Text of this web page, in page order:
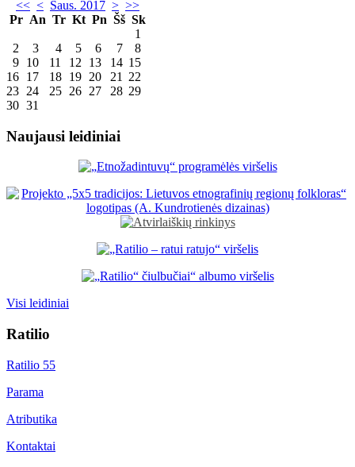
<< < Saus. 2017 > >>
Pr An Tr Kt Pn Šš Sk
1
2
3 4 5 6 7
8
9 10 11 12 13 14 15
16 17 18 19 20 21
22
23 24 25 26 27 28 29
30 31
Naujausi leidiniai
Visi leidiniai
Ratilio
Ratilio 55
Parama
Atributika
Kontaktai